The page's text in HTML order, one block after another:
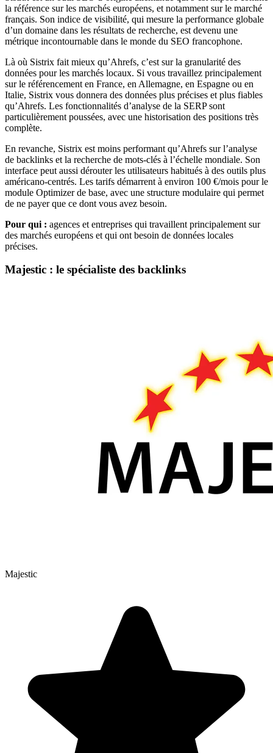
la référence sur les marchés européens, et notamment sur le marché
français. Son indice de visibilité, qui mesure la performance globale
d’un domaine dans les résultats de recherche, est devenu une
métrique incontournable dans le monde du SEO francophone.
Là où Sistrix fait mieux qu’Ahrefs, c’est sur la granularité des
données pour les marchés locaux. Si vous travaillez principalement
sur le référencement en France, en Allemagne, en Espagne ou en
Italie, Sistrix vous donnera des données plus précises et plus fiables
qu’Ahrefs. Les fonctionnalités d’analyse de la SERP sont
particulièrement poussées, avec une historisation des positions très
complète.
En revanche, Sistrix est moins performant qu’Ahrefs sur l’analyse
de backlinks et la recherche de mots-clés à l’échelle mondiale. Son
interface peut aussi dérouter les utilisateurs habitués à des outils plus
américano-centrés. Les tarifs démarrent à environ 100 €/mois pour le
module Optimizer de base, avec une structure modulaire qui permet
de ne payer que ce dont vous avez besoin.
Pour qui : agences et entreprises qui travaillent principalement sur
des marchés européens et qui ont besoin de données locales
précises.
Majestic : le spécialiste des backlinks
Majestic